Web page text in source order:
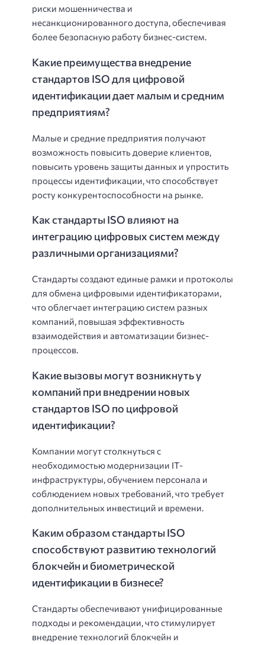
риски мошенничества и
несанкционированного доступа, обеспечивая
более безопасную работу бизнес-систем.
Какие преимущества внедрение
стандартов ISO для цифровой
идентификации дает малым и средним
предприятиям?
Малые и средние предприятия получают
возможность повысить доверие клиентов,
повысить уровень защиты данных и упростить
процессы идентификации, что способствует
росту конкурентоспособности на рынке.
Как стандарты ISO влияют на
интеграцию цифровых систем между
различными организациями?
Стандарты создают единые рамки и протоколы
для обмена цифровыми идентификаторами,
что облегчает интеграцию систем разных
компаний, повышая эффективность
взаимодействия и автоматизации бизнес-
процессов.
Какие вызовы могут возникнуть у
компаний при внедрении новых
стандартов ISO по цифровой
идентификации?
Компании могут столкнуться с
необходимостью модернизации IT-
инфраструктуры, обучением персонала и
соблюдением новых требований, что требует
дополнительных инвестиций и времени.
Каким образом стандарты ISO
способствуют развитию технологий
блокчейн и биометрической
идентификации в бизнесе?
Стандарты обеспечивают унифицированные
подходы и рекомендации, что стимулирует
внедрение технологий блокчейн и